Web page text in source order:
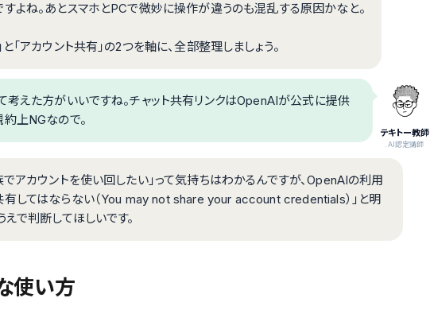
よね。あとスマホとPCで微妙に操作が違うのも混乱する原因かなと。
「アカウント共有」の2つを軸に、全部整理しましょう。
テキトー教師
.AI認定講師
考えた方がいいですね。チャット共有リンクはOpenAIが公式に提供
上NGなので。
でアカウントを使い回したい」って気持ちはわかるんですが、OpenAIの利用
有してはならない（You may not share your account credentials）」と明
えで判断してほしいです。
使い方